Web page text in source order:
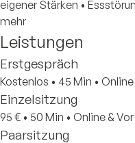
eigener Stärken •
mehr
Leistungen
Erstgespräch
Kostenlos • 45 Min •
Einzelsitzung
95 € • 50 Min • Online &
Paarsitzung